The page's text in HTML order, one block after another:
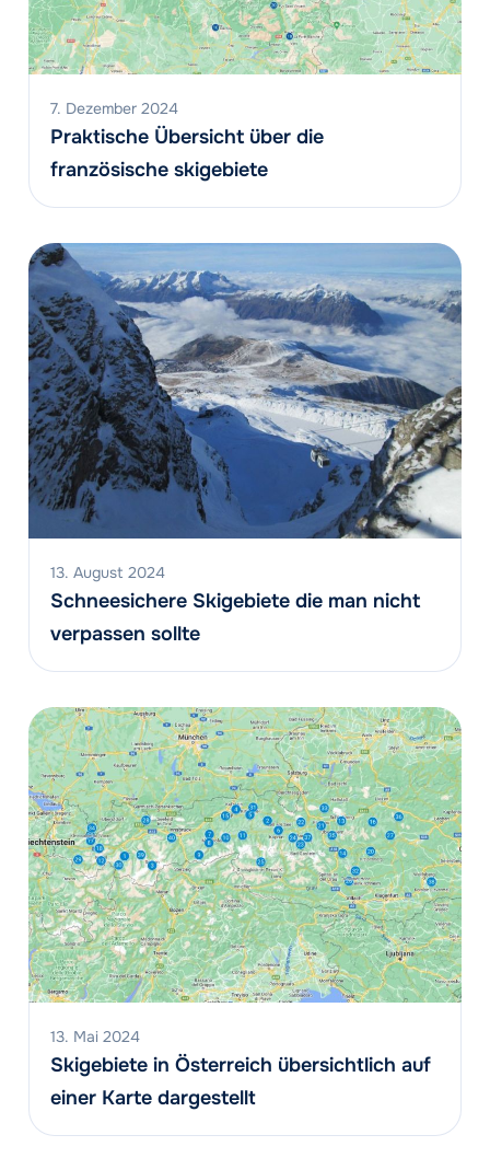
7. Dezember 2024
Praktische Übersicht über die
französische skigebiete
13. August 2024
Schneesichere Skigebiete die man nicht
verpassen sollte
13. Mai 2024
Skigebiete in Österreich übersichtlich auf
einer Karte dargestellt